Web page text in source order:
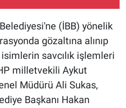
(İBB) yönelik
gözaltına alınıp
savcılık işlemleri
milletvekili Aykut
Müdürü Ali Sukas,
Başkanı Hakan